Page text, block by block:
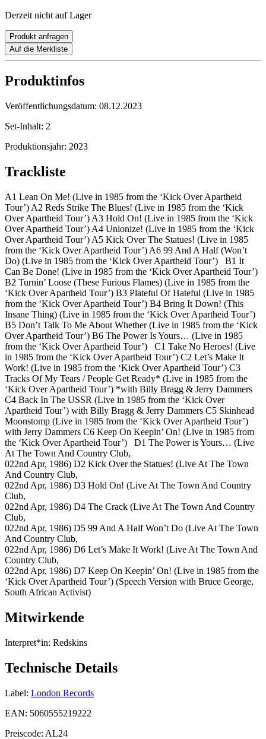
Derzeit nicht auf Lager
Produkt anfragen
Auf die Merkliste
Produktinfos
Veröffentlichungsdatum: 08.12.2023
Set-Inhalt: 2
Produktionsjahr: 2023
Trackliste
A1 Lean On Me! (Live in 1985 from the ‘Kick Over Apartheid
Tour’) A2 Reds Strike The Blues! (Live in 1985 from the ‘Kick
Over Apartheid Tour’) A3 Hold On! (Live in 1985 from the ‘Kick
Over Apartheid Tour’) A4 Unionize! (Live in 1985 from the ‘Kick
Over Apartheid Tour’) A5 Kick Over The Statues! (Live in 1985
from the ‘Kick Over Apartheid Tour’) A6 99 And A Half (Won’t
Do) (Live in 1985 from the ‘Kick Over Apartheid Tour’) B1 It
Can Be Done! (Live in 1985 from the ‘Kick Over Apartheid Tour’)
B2 Turnin’ Loose (These Furious Flames) (Live in 1985 from the
‘Kick Over Apartheid Tour’) B3 Plateful Of Hateful (Live in 1985
from the ‘Kick Over Apartheid Tour’) B4 Bring It Down! (This
Insane Thing) (Live in 1985 from the ‘Kick Over Apartheid Tour’)
B5 Don’t Talk To Me About Whether (Live in 1985 from the ‘Kick
Over Apartheid Tour’) B6 The Power Is Yours… (Live in 1985
from the ‘Kick Over Apartheid Tour’) C1 Take No Heroes! (Live
in 1985 from the ‘Kick Over Apartheid Tour’) C2 Let’s Make It
Work! (Live in 1985 from the ‘Kick Over Apartheid Tour’) C3
Tracks Of My Tears / People Get Ready* (Live in 1985 from the
‘Kick Over Apartheid Tour’) *with Billy Bragg & Jerry Dammers
C4 Back In The USSR (Live in 1985 from the ‘Kick Over
Apartheid Tour’) with Billy Bragg & Jerry Dammers C5 Skinhead
Moonstomp (Live in 1985 from the ‘Kick Over Apartheid Tour’)
with Jerry Dammers C6 Keep On Keepin’ On! (Live in 1985 from
the ‘Kick Over Apartheid Tour’) D1 The Power is Yours… (Live
At The Town And Country Club,
022nd Apr, 1986) D2 Kick Over the Statues! (Live At The Town
And Country Club,
022nd Apr, 1986) D3 Hold On! (Live At The Town And Country
Club,
022nd Apr, 1986) D4 The Crack (Live At The Town And Country
Club,
022nd Apr, 1986) D5 99 And A Half Won’t Do (Live At The Town
And Country Club,
022nd Apr, 1986) D6 Let’s Make It Work! (Live At The Town And
Country Club,
022nd Apr, 1986) D7 Keep On Keepin’ On! (Live in 1985 from the
‘Kick Over Apartheid Tour’) (Speech Version with Bruce George,
South African Activist)
Mitwirkende
Interpret*in: Redskins
Technische Details
Label: London Records
EAN: 5060555219222
Preiscode: AL24